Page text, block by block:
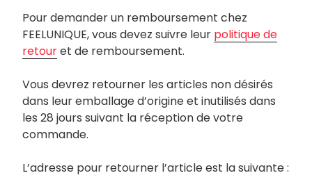
Pour demander un remboursement chez
FEELUNIQUE, vous devez suivre leur politique de
retouret de remboursement.
Vous devrez retourner les articles non désirés
dans leur emballage d’origine et inutilisés dans
les 28 jours suivant la réception de votre
commande.
L’adresse pour retourner l’article est la suivante :